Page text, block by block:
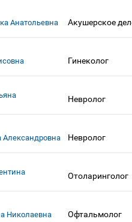
Анатольевна Акушерское
Гинеколог
Невролог
Невролог
Отоларинголог
Николаевна Офтальмолог